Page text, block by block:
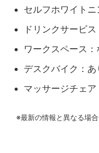
セルフホワイトニ
ドリンクサービス
ワークスペース：
デスクバイク：あ
マッサージチェア
※最新の情報と異なる場